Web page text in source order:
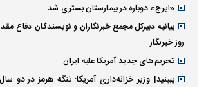
«ایرج» دوباره در بیمارستان بستری شد
بیانیه دبیرکل مجمع خبرنگاران و نویسندگان دفاع
روز خبرنگار
تحریم‌های جدید آمریکا علیه ایران
ببینید| وزیر خزانه‌داری آمریکا: تنگه هرمز در دو